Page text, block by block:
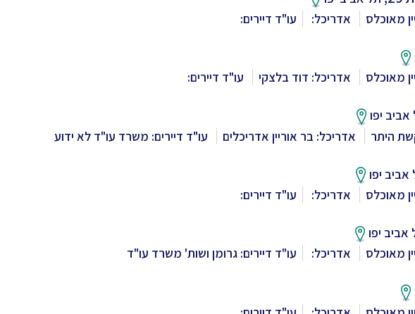
מאוכלס אדריכל: עו"ד דיירים:
מאוכלס אדריכל: דוד בלצקי עו"ד דיירים:
יפו
היתר אדריכל: בר אוריין אדריכלים עו"ד דיירים: משרד עו"ד לא ידוע
אביב יפו
מאוכלס אדריכל: עו"ד דיירים:
אביב יפו
מאוכלס אדריכל: עו"ד דיירים: גרומן ושות' משרד עו"ד